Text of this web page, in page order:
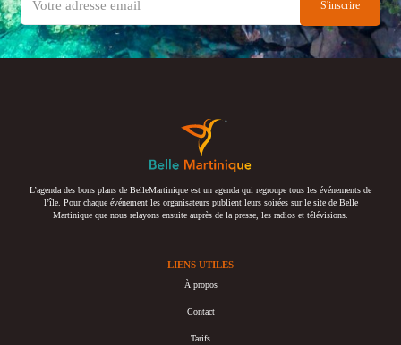
L’agenda des bons plans de BelleMartinique est un agenda qui regroupe tous les événements de
l’île. Pour chaque événement les organisateurs publient leurs soirées sur le site de Belle
Martinique que nous relayons ensuite auprès de la presse, les radios et télévisions.
LIENS UTILES
À propos
Contact
Tarifs